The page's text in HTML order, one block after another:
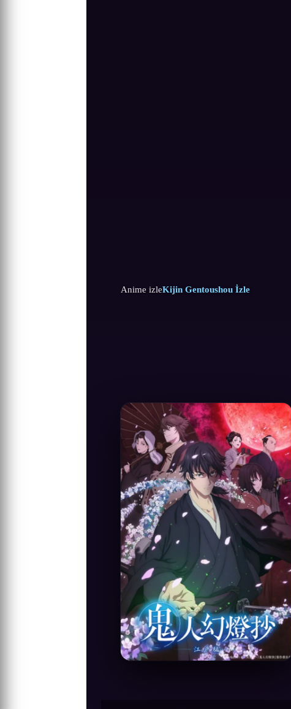
Anime izleKijin Gentoushou İzle